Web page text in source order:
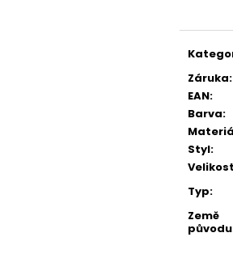
Záruka:
EAN:
Barva:
Styl:
Velikost
Typ:
Země
původu